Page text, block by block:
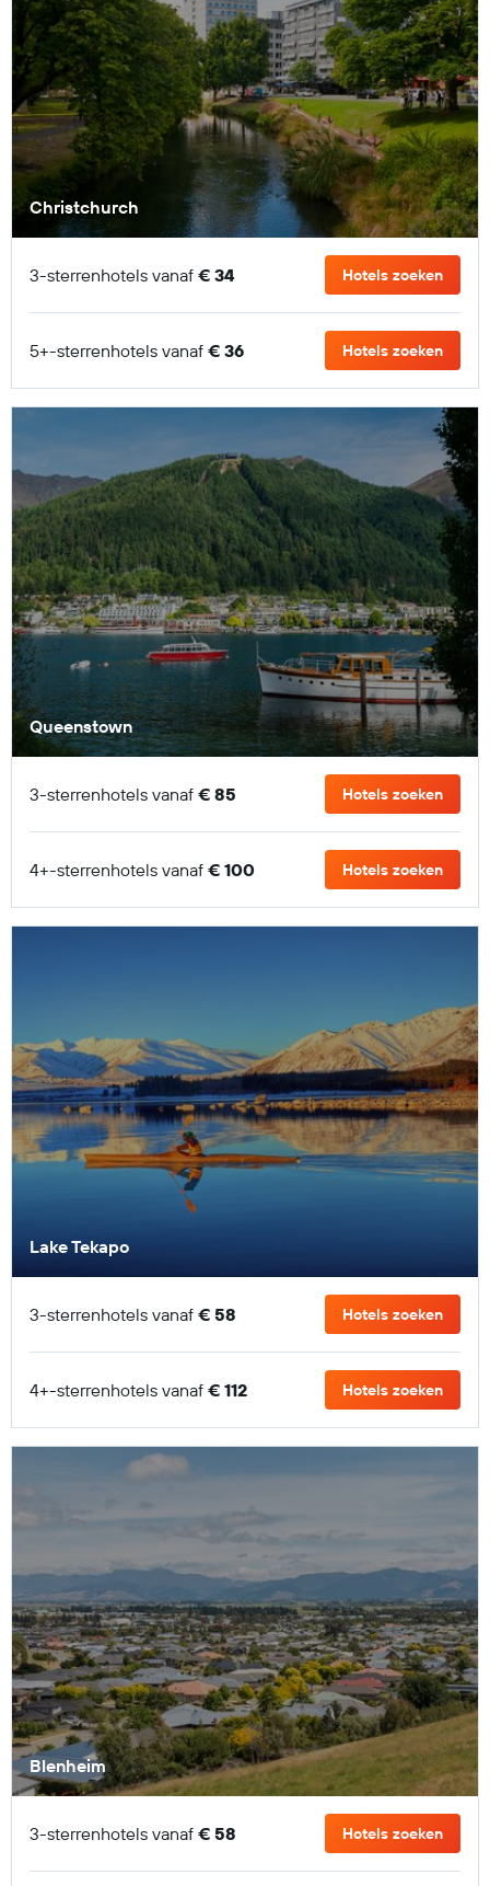
Christchurch
3-sterrenhotels vanaf € 34 Hotels zoeken
5+-sterrenhotels vanaf € 36 Hotels zoeken
Queenstown
3-sterrenhotels vanaf € 85 Hotels zoeken
4+-sterrenhotels vanaf € 100 Hotels zoeken
Lake Tekapo
3-sterrenhotels vanaf € 58 Hotels zoeken
4+-sterrenhotels vanaf € 112 Hotels zoeken
Blenheim
3-sterrenhotels vanaf € 58 Hotels zoeken